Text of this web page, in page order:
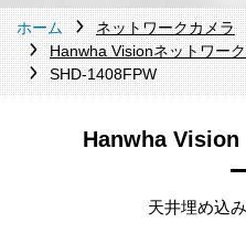
ホーム
ネットワークカメラ
Hanwha Visionネットワー
SHD-1408FPW
Hanwha
天井埋め込